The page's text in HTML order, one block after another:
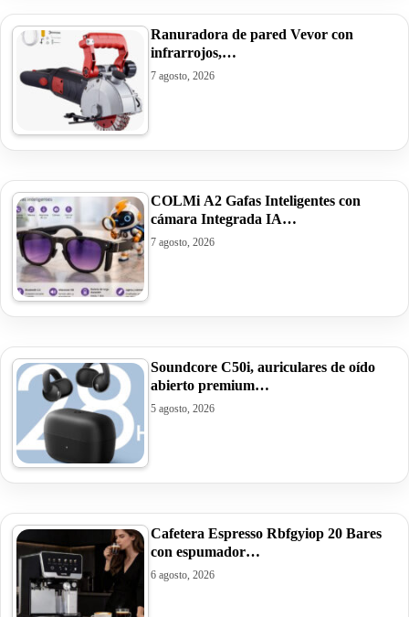
Ranuradora de pared Vevor con
infrarrojos,…
7 agosto, 2026
COLMi A2 Gafas Inteligentes con
cámara Integrada IA…
7 agosto, 2026
Soundcore C50i, auriculares de oído
abierto premium…
5 agosto, 2026
Cafetera Espresso Rbfgyiop 20 Bares
con espumador…
6 agosto, 2026